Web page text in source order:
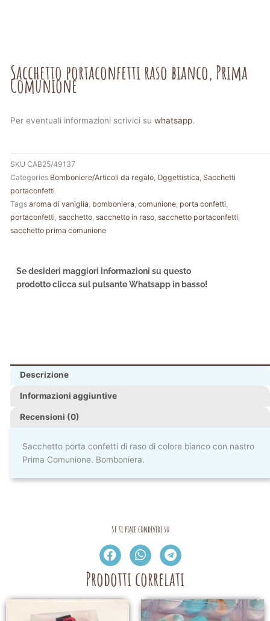
Sacchetto portaconfetti raso bianco, Prima
Comunione
Per eventuali informazioni scrivici su whatsapp.
SKU CAB25/49137
Categories Bomboniere/Articoli da regalo Oggettistica Sacchetti
portaconfetti
Tags aroma di vaniglia bomboniera comunione porta confetti
portaconfetti sacchetto sacchetto in raso sacchetto portaconfetti
sacchetto prima comunione
Se desideri maggiori informazioni su questo
prodotto clicca sul pulsante Whatsapp in basso!
Descrizione
Informazioni aggiuntive
Recensioni (0)
Sacchetto porta confetti di raso di colore bianco con nastro
Prima Comunione. Bomboniera.
Se ti piace condividi su
Prodotti correlati